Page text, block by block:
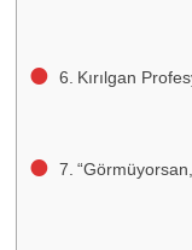
Kırılgan